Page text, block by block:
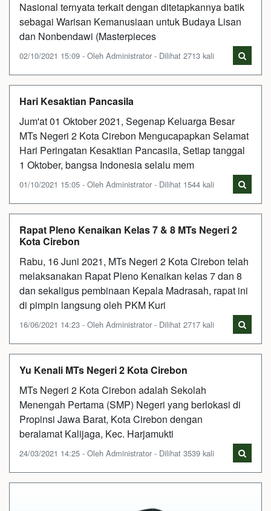
Nasional ternyata terkait dengan ditetapkannya batik
sebagai Warisan Kemanusiaan untuk Budaya Lisan
dan Nonbendawi (Masterpieces
02/10/2021 15:09 - Oleh Administrator - Dilihat 2713 kali
Hari Kesaktian Pancasila
Jum'at 01 Oktober 2021, Segenap Keluarga Besar
MTs Negeri 2 Kota Cirebon Mengucapapkan Selamat
Hari Peringatan Kesaktian Pancasila, Setiap tanggal
1 Oktober, bangsa Indonesia selalu mem
01/10/2021 15:05 - Oleh Administrator - Dilihat 1544 kali
Rapat Pleno Kenaikan Kelas 7 & 8 MTs Negeri 2
Kota Cirebon
Rabu, 16 Juni 2021, MTs Negeri 2 Kota Cirebon telah
melaksanakan Rapat Pleno Kenaikan kelas 7 dan 8
dan sekaligus pembinaan Kepala Madrasah, rapat ini
di pimpin langsung oleh PKM Kuri
16/06/2021 14:23 - Oleh Administrator - Dilihat 2717 kali
Yu Kenali MTs Negeri 2 Kota Cirebon
MTs Negeri 2 Kota Cirebon adalah Sekolah
Menengah Pertama (SMP) Negeri yang berlokasi di
Propinsi Jawa Barat, Kota Cirebon dengan
beralamat Kalijaga, Kec. Harjamukti
24/03/2021 14:25 - Oleh Administrator - Dilihat 3539 kali